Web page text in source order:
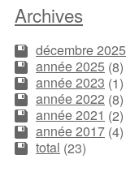
Archives
décembre 2025
année 2025 (8)
année 2023 (1)
année 2022 (8)
année 2021 (2)
année 2017 (4)
total (23)